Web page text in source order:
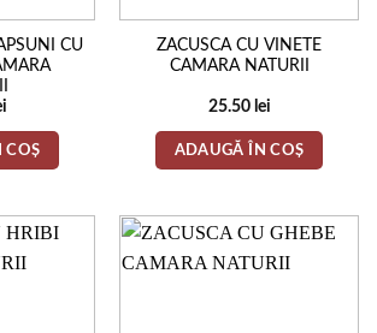
CU
COȘ
ZACUSCA CU VINETE
CAMARA NATURII
25.50 lei
ADAUGĂ ÎN COȘ